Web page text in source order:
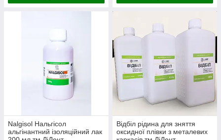
Nalgisol Нальгісол
альгінантний ізоляційний лак
Відбіл рідина для зняття
оксидної плівки з металевих